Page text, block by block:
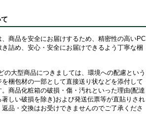
商品を安全にお届けするため、精密性の高いPC
詰め、安心・安全にお届けできるよう丁寧な梱
の大型商品につきましては、環境への配慮という
梱包材の一部として直接送り状などを添付して
商品化粧箱の破損・傷・汚れといった理由(配達
しい破損を除き)および発送伝票等が直貼りされ
品・交換はお受けできませんのでご了承くださ